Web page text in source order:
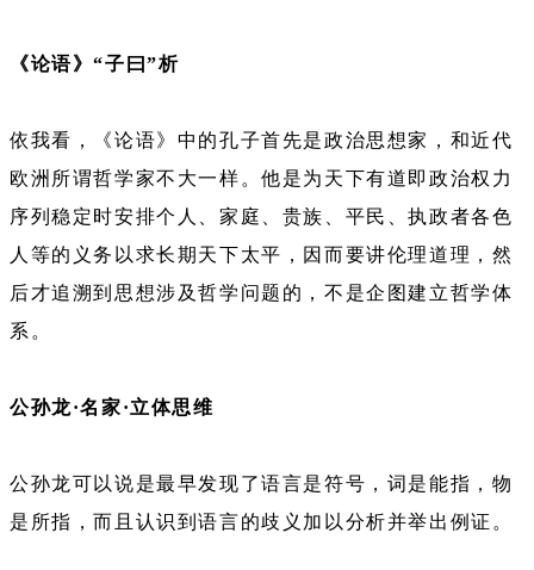
《论语》“子曰”析
依我看，《论语》中的孔子首先是政治思想家，和近代
欧洲所谓哲学家不大一样。他是为天下有道即政治权力
序列稳定时安排个人、家庭、贵族、平民、执政者各色
人等的义务以求长期天下太平，因而要讲伦理道理，然
后才追溯到思想涉及哲学问题的，不是企图建立哲学体
系。
公孙龙·名家·立体思维
公孙龙可以说是最早发现了语言是符号，词是能指，物
是所指，而且认识到语言的歧义加以分析并举出例证。